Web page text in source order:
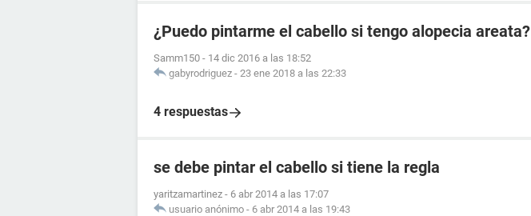
¿Puedo pintarme el cabello si tengo alopecia areata?
Samm150 - 14 dic 2016 a las 18:52
gabyrodriguez - 23 ene 2018 a las 22:33
4 respuestas
se debe pintar el cabello si tiene la regla
yaritzamartinez - 6 abr 2014 a las 17:07
usuario anónimo - 6 abr 2014 a las 19:43